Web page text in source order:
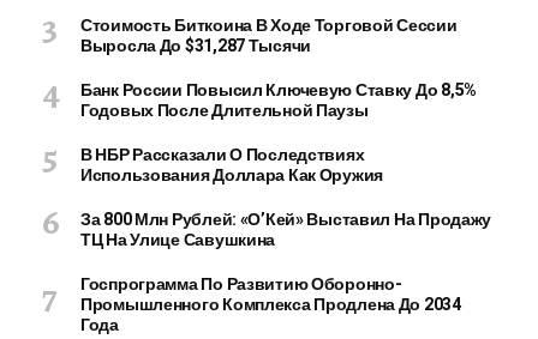
Стоимость Биткоина В Ходе Торговой Сессии
Выросла До $31,287 Тысячи
Банк России Повысил Ключевую Ставку До 8,5%
Годовых После Длительной Паузы
В НБР Рассказали О Последствиях
Использования Доллара Как Оружия
За 800 Млн Рублей: «О’Кей» Выставил На Продажу
ТЦ На Улице Савушкина
Госпрограмма По Развитию Оборонно-
Промышленного Комплекса Продлена До 2034
Года